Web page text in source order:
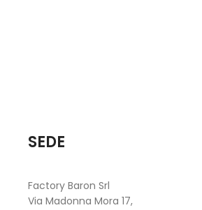
SEDE
Factory Baron Srl
Via Madonna Mora 17,